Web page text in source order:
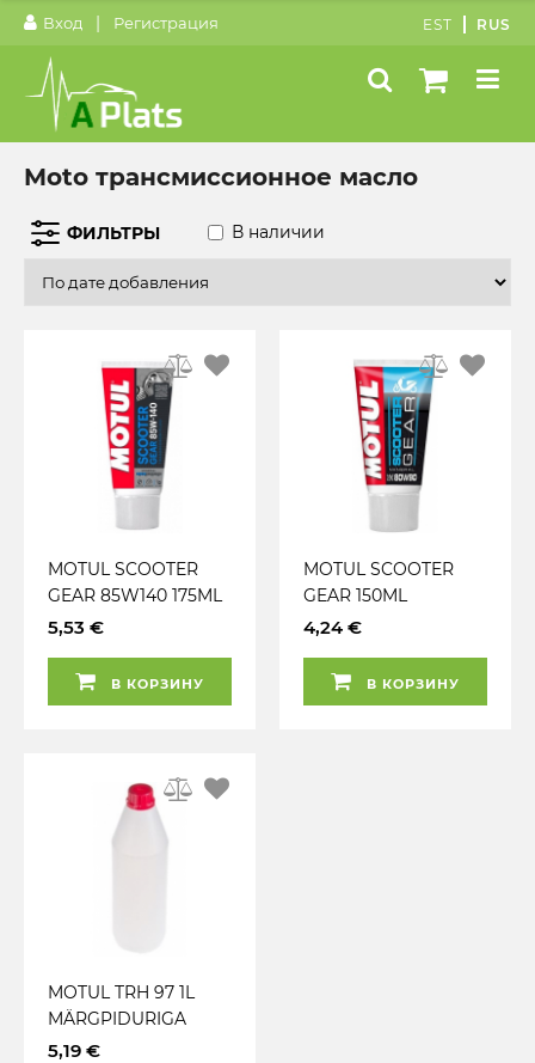
Вход | Регистрация EST RUS
Moto трансмиссионное масло
ФИЛЬТРЫ В наличии
MOTUL SCOOTER
GEAR 85W140 175ML
5,53 €
В КОРЗИНУ
MOTUL SCOOTER
GEAR 150ML
4,24 €
В КОРЗИНУ
MOTUL TRH 97 1L
MÄRGPIDURIGA
TRANSMISSIOONIÕLI
5,19 €